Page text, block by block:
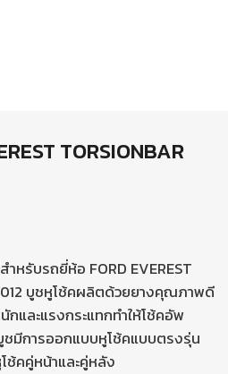
TORSIONBAR
หรับรถยี่ห้อ FORD EVEREST
บูชหูโช้คผลิตด้วยยางคุณภาพดี
และแรงกระแทกทำให้โช้คอัพ
ชมีการออกแบบหูโช้คแบบตรงรุ่น
ช้คคู่หน้าและคู่หลัง